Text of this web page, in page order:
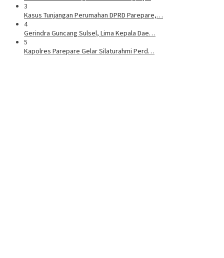
3
Kasus Tunjangan Perumahan DPRD Parepare,…
4
Gerindra Guncang Sulsel, Lima Kepala Dae…
5
Kapolres Parepare Gelar Silaturahmi Perd…